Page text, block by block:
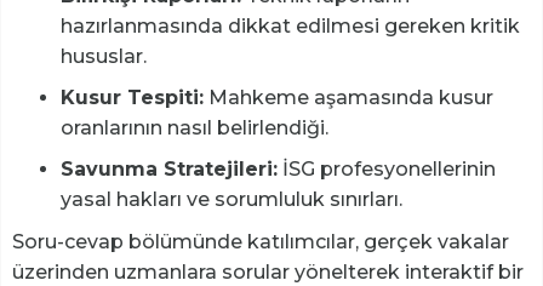
hazırlanmasında dikkat edilmesi gereken kritik
hususlar.
Kusur Tespiti: Mahkeme aşamasında kusur
oranlarının nasıl belirlendiği.
Savunma Stratejileri: İSG profesyonellerinin
yasal hakları ve sorumluluk sınırları.
Soru-cevap bölümünde katılımcılar, gerçek vakalar
üzerinden uzmanlara sorular yönelterek interaktif bir